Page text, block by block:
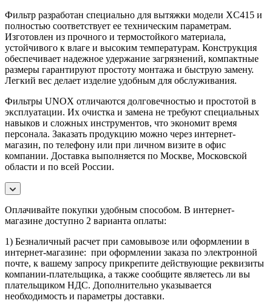
Фильтр разработан специально для вытяжки модели XC415 и
полностью соответствует ее техническим параметрам.
Изготовлен из прочного и термостойкого материала,
устойчивого к влаге и высоким температурам. Конструкция
обеспечивает надежное удержание загрязнений, компактные
размеры гарантируют простоту монтажа и быструю замену.
Легкий вес делает изделие удобным для обслуживания.
Фильтры UNOX отличаются долговечностью и простотой в
эксплуатации. Их очистка и замена не требуют специальных
навыков и сложных инструментов, что экономит время
персонала. Заказать продукцию можно через интернет-
магазин, по телефону или при личном визите в офис
компании. Доставка выполняется по Москве, Московской
области и по всей России.
Оплачивайте покупки удобным способом. В интернет-
магазине доступно 2 варианта оплаты:
1) Безналичный расчет при самовывозе или оформлении в
интернет-магазине: при оформлении заказа по электронной
почте, к вашему запросу прикрепите действующие реквизиты
компании-плательщика, а также сообщите являетесь ли вы
плательщиком НДС. Дополнительно указывается
необходимость и параметры доставки.